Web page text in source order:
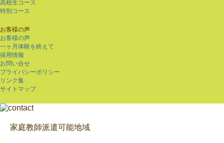
高校生コース
特別コース
お客様の声
お客様の声
一ヶ月体験を終えて
採用情報
お問い合せ
プライバシーポリシー
リンク集
サイトマップ
家庭教師派遣可能地域